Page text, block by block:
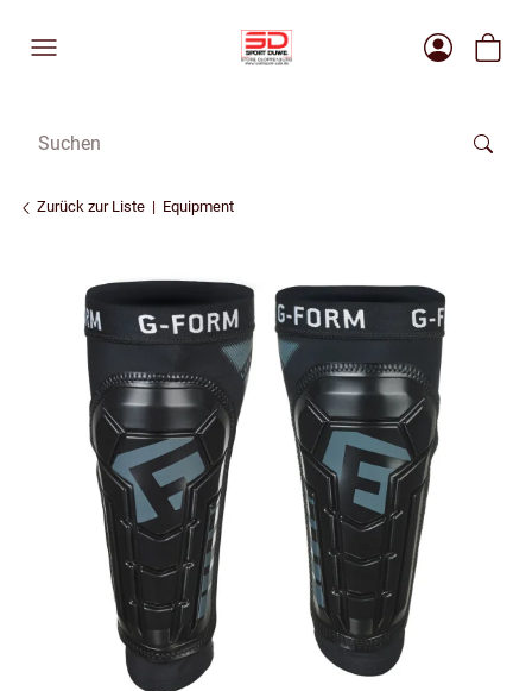
Zurück zur Liste Equipment